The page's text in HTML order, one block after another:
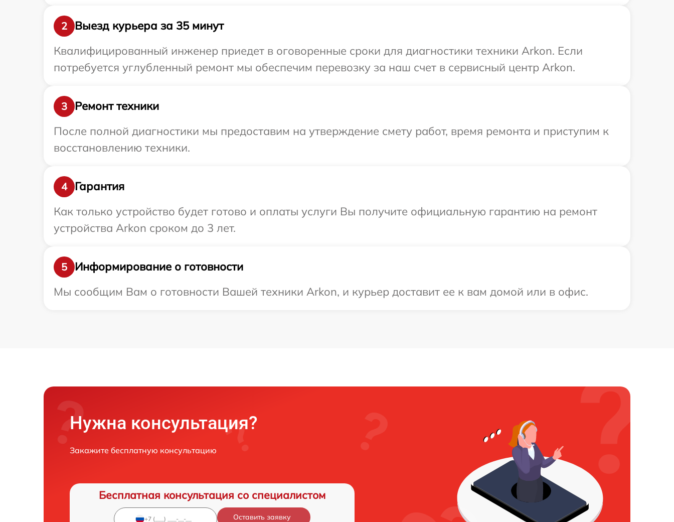
2
Выезд курьера за 35 минут
Квалифицированный инженер приедет в оговоренные сроки для диагностики техники Arkon. Если
потребуется углубленный ремонт мы обеспечим перевозку за наш счет в сервисный центр Arkon.
3
Ремонт техники
После полной диагностики мы предоставим на утверждение смету работ, время ремонта и приступим к
восстановлению техники.
4
Гарантия
Как только устройство будет готово и оплаты услуги Вы получите официальную гарантию на ремонт
устройства Arkon сроком до 3 лет.
5
Информирование о готовности
Мы сообщим Вам о готовности Вашей техники Arkon, и курьер доставит ее к вам домой или в офис.
Нужна консультация?
Закажите бесплатную консультацию
Бесплатная консультация со специалистом
Оставить заявку